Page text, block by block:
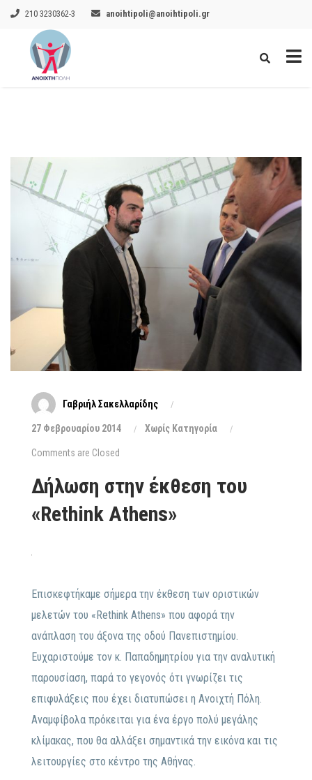
210 3230362-3 anoihtipoli@anoihtipoli.gr
Γαβριήλ Σακελλαρίδης
27 Φεβρουαρίου 2014 Xωρίς Κατηγορία
Comments are Closed
Δήλωση στην έκθεση του
«Rethink Athens»
Επισκεφτήκαμε σήμερα την έκθεση των οριστικών
μελετών του «Rethink Athens» που αφορά την
ανάπλαση του άξονα της οδού Πανεπιστημίου.
Ευχαριστούμε τον κ. Παπαδημητρίου για την αναλυτική
παρουσίαση, παρά το γεγονός ότι γνωρίζει τις
επιφυλάξεις που έχει διατυπώσει η Ανοιχτή Πόλη.
Αναμφίβολα πρόκειται για ένα έργο πολύ μεγάλης
κλίμακας, που θα αλλάξει σημαντικά την εικόνα και τις
λειτουργίες στο κέντρο της Αθήνας.